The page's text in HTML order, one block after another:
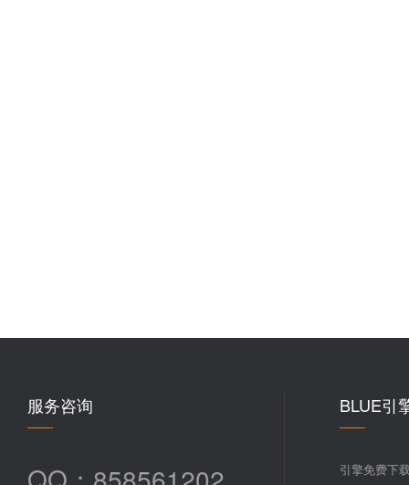
服务咨询 BLUE引
引擎免费下